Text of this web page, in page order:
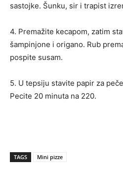
sastojke. Šunku, sir i trapist
4. Premažite kecapom, zatim
šampinjone i origano. Rub
pospite susam.
5. U tepsiju stavite papir za
Pecite 20 minuta na 220.
TAGS Mini pizze